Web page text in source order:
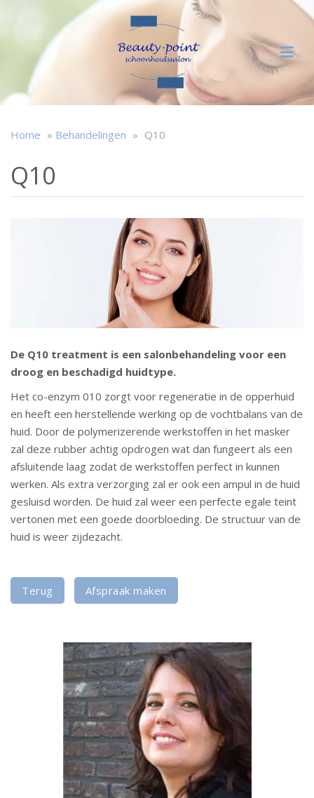
Home » Behandelingen » Q10
Q10
De Q10 treatment is een salonbehandeling voor een
droog en beschadigd huidtype.
Het co-enzym 010 zorgt voor regeneratie in de opperhuid
en heeft een herstellende werking op de vochtbalans van de
huid. Door de polymerizerende werkstoffen in het masker
zal deze rubber achtig opdrogen wat dan fungeert als een
afsluitende laag zodat de werkstoffen perfect in kunnen
werken. Als extra verzorging zal er ook een ampul in de huid
gesluisd worden. De huid zal weer een perfecte egale teint
vertonen met een goede doorbloeding. De structuur van de
huid is weer zijdezacht.
Terug Afspraak maken